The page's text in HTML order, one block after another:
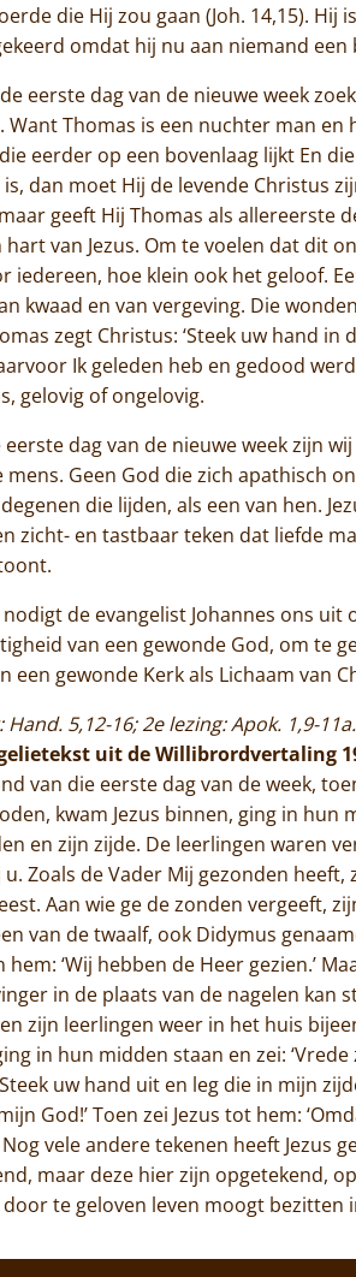
die Hij zou gaan (Joh. 14,15).
omdat hij nu aan niemand een
eerste dag van de nieuwe week
Want Thomas is een nuchter man
eerder op een bovenlaag lijkt En
dan moet Hij de levende Christus
geeft Hij Thomas als allereerste
van Jezus. Om te voelen dat dit
iedereen, hoe klein ook het geloof.
kwaad en van vergeving. Die
zegt Christus: ‘Steek uw hand
Ik geleden heb en gedood
gelovig of ongelovig.
eerste dag van de nieuwe week zijn
mens. Geen God die zich apathisch
die lijden, als een van hen.
zicht- en tastbaar teken dat liefde
de evangelist Johannes ons
van een gewonde God, om te
een gewonde Kerk als Lichaam van
Hand. 5,12-16; 2e lezing: Apok. 1,9-
uit de Willibrordvertaling
van die eerste dag van de week,
kwam Jezus binnen, ging in hun
en zijn zijde. De leerlingen waren
u. Zoals de Vader Mij gezonden
Aan wie ge de zonden vergeeft,
van de twaalf, ook Didymus
hem: ‘Wij hebben de Heer gezien.’
in de plaats van de nagelen kan
zijn leerlingen weer in het huis
in hun midden staan en zei:
uw hand uit en leg die in mijn
God!’ Toen zei Jezus tot hem:
Nog vele andere tekenen heeft Jezus
maar deze hier zijn opgetekend,
te geloven leven moogt bezitten